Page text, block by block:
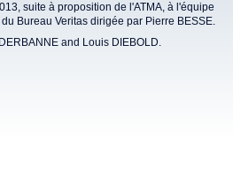
suite à proposition de l'ATMA, à l'équipe
Bureau Veritas dirigée par Pierre BESSE.
and Louis DIEBOLD.